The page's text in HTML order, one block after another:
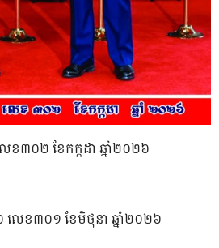
េខ៣០២ ខែកក្កដា ឆ្នាំ២០២៦
លេខ៣០១ ខែមិថុនា ឆ្នាំ២០២៦